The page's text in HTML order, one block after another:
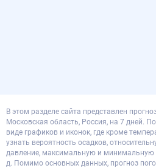
В этом разделе сайта представлен
Московская область, Россия, на 7 дней.
виде графиков и иконок, где кроме
узнать вероятность осадков,
давление, максимальную и
д. Помимо основных данных, прогноз